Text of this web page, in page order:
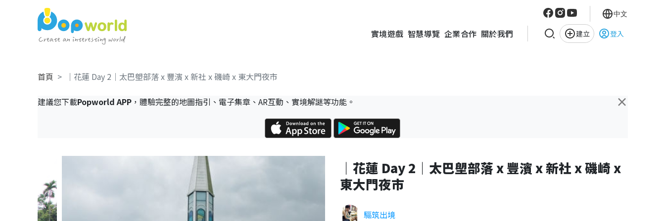
實境遊戲 智慧導覽 企業合作 關於我們 建立 登入
中文
首頁 ｜花蓮 Day 2｜太巴塱部落 x 豐濱 x 新社 x 磯崎 x 東大門夜市
×
建議您下載Popworld APP，體驗完整的地圖指引、電子集章、AR互動、實境解謎等功能。
｜花蓮 Day 2｜太巴塱部落 x 豐濱 x 新社 x 磯崎 x
東大門夜市
驅筑出境